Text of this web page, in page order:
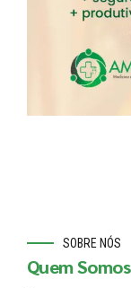
SOBRE NÓS
Quem Somos